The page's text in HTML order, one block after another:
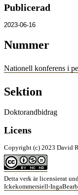
Publicerad
2023-06-16
Nummer
Nationell konferens i
Sektion
Doktorandbidrag
Licens
Copyright (c) 2023 David
Detta verk är licensierat
Ickekommersiell-